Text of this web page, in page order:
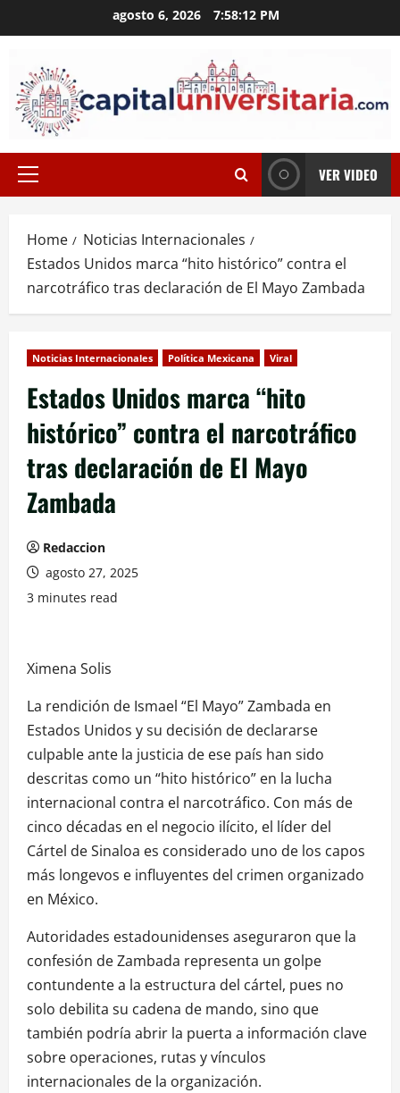
to
agosto 6, 2026 7:58:12 PM
Primary
VER VIDEO
Home
Noticias Internacionales
Estados Unidos marca “hito histórico” contra el
narcotráfico tras declaración de El Mayo Zambada
Noticias Internacionales Política Mexicana Viral
Estados Unidos marca “hito
histórico” contra el narcotráfico
tras declaración de El Mayo
Zambada
Redaccion
agosto 27, 2025
3 minutes read
Ximena Solis
La rendición de Ismael “El Mayo” Zambada en
Estados Unidos y su decisión de declararse
culpable ante la justicia de ese país han sido
descritas como un “hito histórico” en la lucha
internacional contra el narcotráfico. Con más de
cinco décadas en el negocio ilícito, el líder del
Cártel de Sinaloa es considerado uno de los capos
más longevos e influyentes del crimen organizado
en México.
Autoridades estadounidenses aseguraron que la
confesión de Zambada representa un golpe
contundente a la estructura del cártel, pues no
solo debilita su cadena de mando, sino que
también podría abrir la puerta a información clave
sobre operaciones, rutas y vínculos
internacionales de la organización.